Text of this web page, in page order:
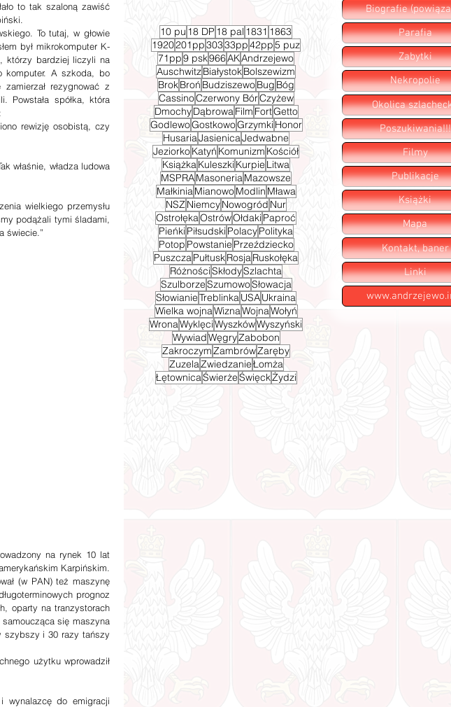
to tak szaloną zawiść
To tutaj, w głowie
był mikrokomputer K-
którzy bardziej liczyli na
komputer. A szkoda, bo
rezygnować z
Powstała spółka, która
rewizję osobistą, czy
właśnie, władza ludowa
wielkiego przemysłu
podążali tymi śladami,
świecie.”
Karpińskim.
(w PAN) też maszynę
prognoz
oparty na tranzystorach
się maszyna
szybszy i 30 razy tańszy
użytku wprowadził
i wynalazcę do emigracji
10 pu 18 DP 18 pal 1831 1863
1920201pp30333pp42pp5 puz
71pp9 psk966AKAndrzejewo
AuschwitzBiałystokBolszewizm
BrokBroń BudziszewoBug Bóg
CassinoCzerwony BórCzyżew
DmochyDąbrowaFilm FortGetto
GodlewoGostkowoGrzymki Honor
HusariaJasienicaJedwabne
JeziorkoKatyń Komunizm Kościół
KsiążkaKuleszki Kurpie Litwa
MSPRAMasoneriaMazowsze
MałkiniaMianowoModlin Mława
NSZ NiemcyNowogród Nur
OstrołękaOstrówOłdaki Paproć
Pieńki Piłsudski PolacyPolityka
Potop Powstanie Przeździecko
PuszczaPułtuskRosjaRuskołęka
RóżnościSkłodySzlachta
SzulborzeSzumowoSłowacja
SłowianieTreblinkaUSAUkraina
Wielka wojnaWiznaWojnaWołyń
WronaWyklęciWyszkówWyszyński
WywiadWęgryZabobon
ZakroczymZambrówZaręby
ZuzelaZwiedzanieŁomża
ŁętownicaŚwierżeŚwięckŻydzi
Biografie
Parafia
Zabytki
Nekropolie
Okolica
Poszukiwania!!!
Filmy
Publikacje
Książki
Mapa
Kontakt, baner
Linki